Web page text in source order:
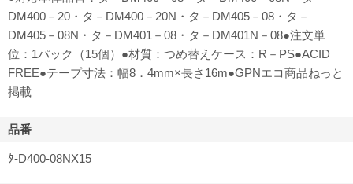
DM400－20・タ－DM400－20N・タ－DM405－08・タ－
DM405－08N・タ－DM401－08・タ－DM401N－08●注文単
位：1パック（15個）●材質：つめ替えケース：R－PS●ACID
FREE●テープ寸法：幅8．4mm×長さ16m●GPNエコ商品ねっと
掲載
品番
ﾀ-D400-08NX15